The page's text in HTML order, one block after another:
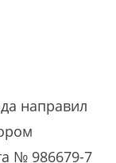
направил
№ 986679-7